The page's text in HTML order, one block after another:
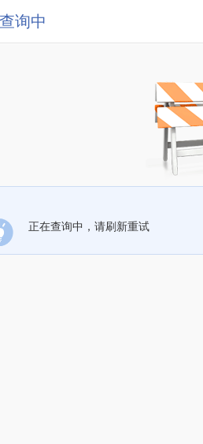
询中
正在查询中，请刷新重试